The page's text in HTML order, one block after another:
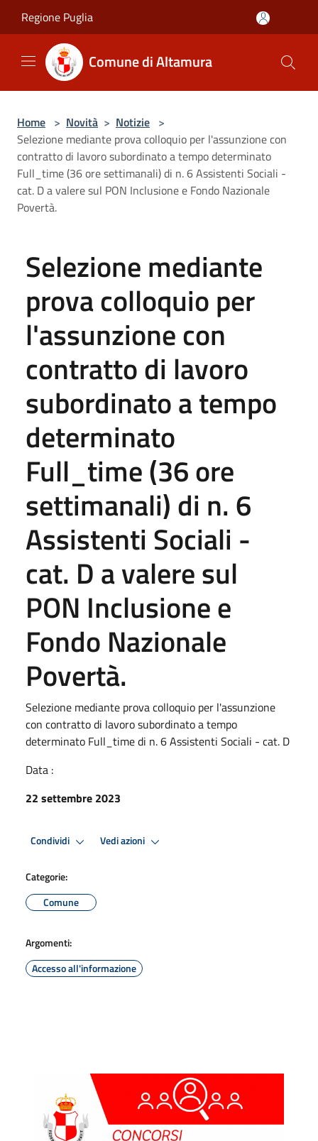
Regione Puglia
Comune di Altamura
Home > Novità > Notizie >
Selezione mediante prova colloquio per l'assunzione con
contratto di lavoro subordinato a tempo determinato
Full_time (36 ore settimanali) di n. 6 Assistenti Sociali -
cat. D a valere sul PON Inclusione e Fondo Nazionale
Povertà.
Selezione mediante
prova colloquio per
l'assunzione con
contratto di lavoro
subordinato a tempo
determinato
Full_time (36 ore
settimanali) di n. 6
Assistenti Sociali -
cat. D a valere sul
PON Inclusione e
Fondo Nazionale
Povertà.
Selezione mediante prova colloquio per l'assunzione
con contratto di lavoro subordinato a tempo
determinato Full_time di n. 6 Assistenti Sociali - cat. D
Data :
22 settembre 2023
Condividi Vedi azioni
Categorie:
Comune
Argomenti:
Accesso all'informazione